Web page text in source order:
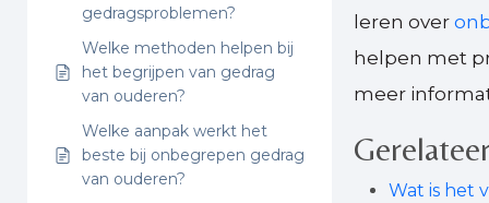
gedragsproblemen?
Welke methoden helpen bij
het begrijpen van gedrag
van ouderen?
Welke aanpak werkt het
beste bij onbegrepen gedrag
van ouderen?
leren over
helpen met
meer
Wat is het